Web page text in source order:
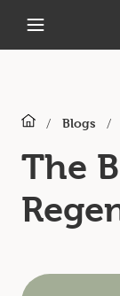
/ Blogs /
The